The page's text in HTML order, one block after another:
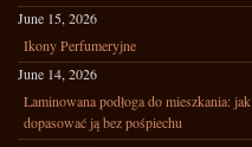
June 15, 2026
Ikony Perfumeryjne
June 14, 2026
Laminowana podłoga do mieszkania: jak
dopasować ją bez pośpiechu